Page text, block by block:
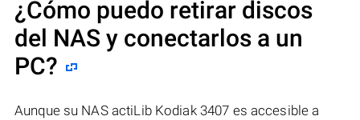
¿Cómo puedo retirar discos
del NAS y conectarlos a un
PC?
Aunque su NAS actiLib Kodiak 3407 es accesible a